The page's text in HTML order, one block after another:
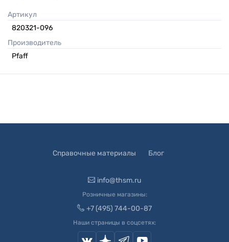
Артикул
820321-096
Производитель
Pfaff
Справочные материалы Блог
info@thsm.ru
Розничные магазины:
+7 (495) 744-00-87
Наши страницы в соцсетях: